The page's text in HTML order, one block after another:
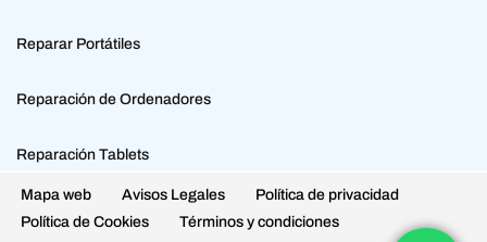
Reparar Portátiles
Reparación de Ordenadores
Reparación Tablets
Mapa web Avisos Legales
Política de privacidad
Política de Cookies
Términos y condiciones